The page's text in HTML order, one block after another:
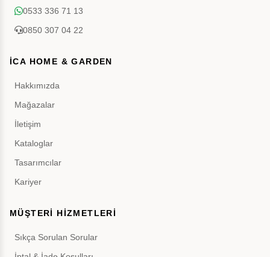
0533 336 71 13
0850 307 04 22
İCA HOME & GARDEN
Hakkımızda
Mağazalar
İletişim
Kataloglar
Tasarımcılar
Kariyer
MÜŞTERİ HİZMETLERİ
Sıkça Sorulan Sorular